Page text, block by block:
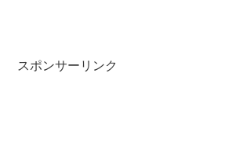
スポンサーリンク